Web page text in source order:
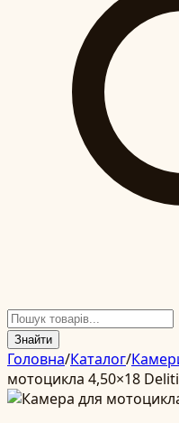
Знайти
Головна/Каталог/
мотоцикла 4,50×18